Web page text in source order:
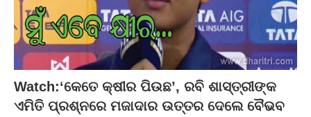
Watch:‘କେତେ କ୍ଷୀର ପିଉଛ’, ରବି ଶାସ୍ତ୍ରୀଙ୍କ
ଏମିତି ପ୍ରଶ୍ନରେ ମଜାଦାର ଉତ୍ତର ଦେଲେ ବୈଭବ